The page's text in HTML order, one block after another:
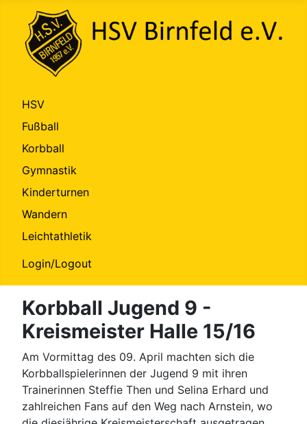
HSV
Fußball
Korbball
Gymnastik
Kinderturnen
Wandern
Leichtathletik
Login/Logout
Korbball Jugend 9 -
Kreismeister Halle 15/16
Am Vormittag des 09. April machten sich die
Korbballspielerinnen der Jugend 9 mit ihren
Trainerinnen Steffie Then und Selina Erhard und
zahlreichen Fans auf den Weg nach Arnstein, wo